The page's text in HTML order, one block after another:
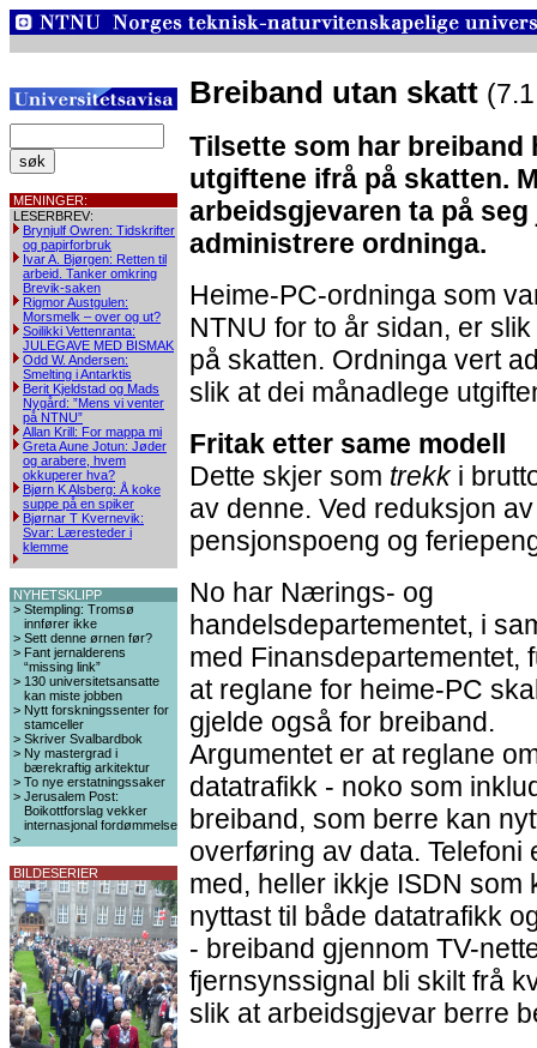
MENINGER:
LESERBREV:
Brynjulf Owren: Tidskrifter
og papirforbruk
Ivar A. Bjørgen: Retten til
arbeid. Tanker omkring
Brevik-saken
Rigmor Austgulen:
Morsmelk – over og ut?
Soilikki Vettenranta:
JULEGAVE MED BISMAK
Odd W. Andersen:
Smelting i Antarktis
Berit Kjeldstad og Mads
Nygård: ”Mens vi venter
på NTNU”
Allan Krill: For mappa mi
Greta Aune Jotun: Jøder
og arabere, hvem
okkuperer hva?
Bjørn K Alsberg: Å koke
suppe på en spiker
Bjørnar T Kvernevik:
Svar: Læresteder i
klemme
NYHETSKLIPP
> Stempling: Tromsø
innfører ikke
> Sett denne ørnen før?
> Fant jernalderens
“missing link”
> 130 universitetsansatte
kan miste jobben
> Nytt forskningssenter for
stamceller
> Skriver Svalbardbok
> Ny mastergrad i
bærekraftig arkitektur
> To nye erstatningssaker
> Jerusalem Post:
Boikottforslag vekker
internasjonal fordømmelse
>
BILDESERIER
Breiband utan skatt
Tilsette som har breiband
utgiftene ifrå på skatten.
arbeidsgjevaren ta på seg
administrere ordninga.
Heime-PC-ordninga som
NTNU for to år sidan, er
på skatten. Ordninga vert
slik at dei månadlege
Fritak etter same modell
Dette skjer som trekki
av denne. Ved reduksjon
pensjonspoeng og
No har Nærings- og
handelsdepartementet, i
med Finansdepartementet,
at reglane for heime-PC
gjelde også for breiband.
Argumentet er at reglane
datatrafikk - noko som
breiband, som berre kan
overføring av data. Telefoni
med, heller ikkje ISDN som
nyttast til både datatrafikk
- breiband gjennom TV-
fjernsynssignal bli skilt frå
slik at arbeidsgjevar berre